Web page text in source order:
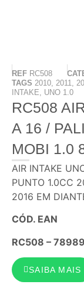
REF RC508
TAGS 2010, 2011,
INTAKE, UNO 1.0
RC508
A 16 /
MOBI 1.0
AIR INTAKE
PUNTO 1.0CC
2016 EM
CÓD. EAN
RC508 –
SAIBA MAIS